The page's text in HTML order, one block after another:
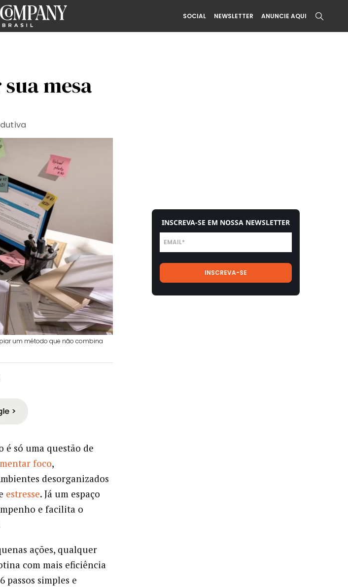
SOCIAL NEWSLETTER ANUNCIE AQUI
mesa
um método que não combina
é só uma questão de
foco,
desorganizados
estresse. Já um espaço
e facilita o
ações, qualquer
com mais eficiência
passos simples e
INSCREVA-SE EM NOSSA NEWSLETTER